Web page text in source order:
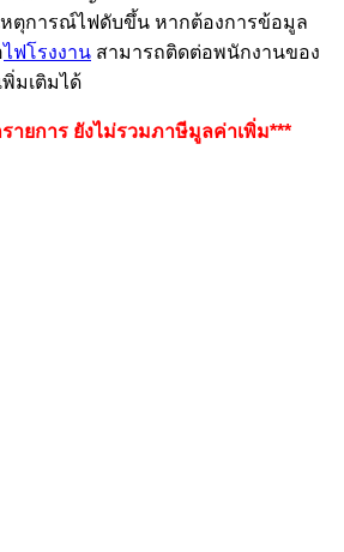
หตุการณ์ไฟดับขึ้น หากต้องการข้อมูล
ไฟโรงงาน สามารถติดต่อพนักงานของ
พิ่มเติมได้
ายการ ยังไม่รวมภาษีมูลค่าเพิ่ม***